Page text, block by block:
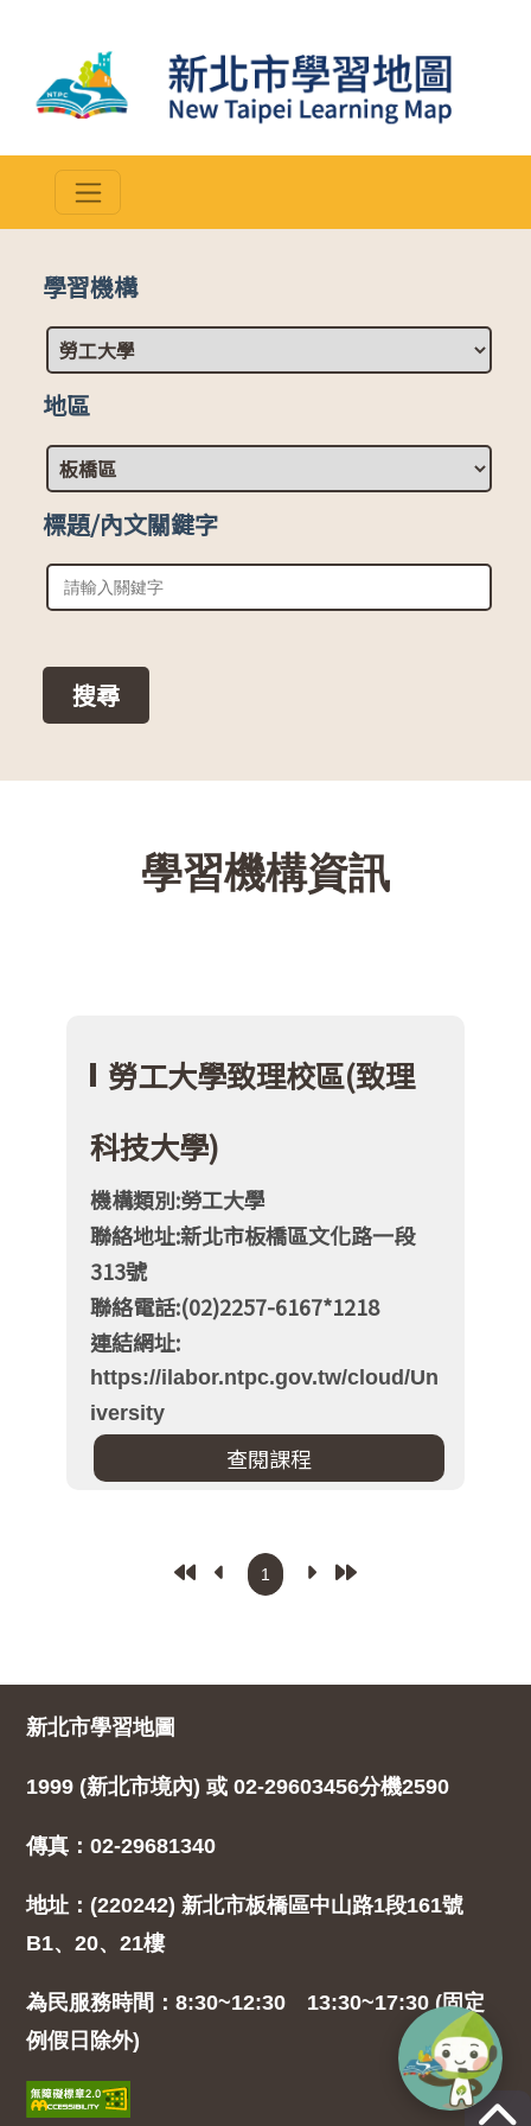
學習機構
地區
標題/內文關鍵字
學習機構資訊
勞工大學致理校區(致理
科技大學)
機構類別:勞工大學
聯絡地址:新北市板橋區文化路一段
313號
聯絡電話:(02)2257-6167*1218
連結網址:
https://ilabor.ntpc.gov.tw/cloud/Un
iversity
新北市學習地圖
1999 (新北市境內) 或 02-29603456分機2590
傳真：02-29681340
地址：(220242) 新北市板橋區中山路1段161號
B1、20、21樓
為民服務時間：8:30~12:30 13:30~17:30 (固定
例假日除外)